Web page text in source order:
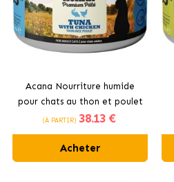
Acana Nourriture humide
pour chats au thon et poulet
(À PARTIR) 38.13 €
Acheter